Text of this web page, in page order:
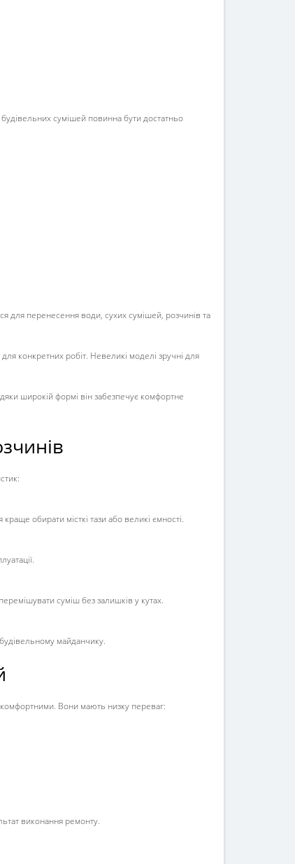
сумішей повинна бути достатньо
для перенесення води, сухих сумішей, розчинів та
конкретних робіт. Невеликі моделі зручні для
широкій формі він забезпечує комфортне
обирати місткі тази або великі ємності.
суміш без залишків у кутах.
майданчику.
комфортними. Вони мають низку переваг:
виконання ремонту.